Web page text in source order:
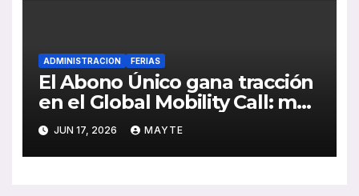
ADMINISTRACION FERIAS
El Abono Único gana tracción
en el Global Mobility Call: más
de 1,5 millones de viajes en
sus primeros meses y nuevos
retos de integración
JUN 17, 2026 MAYTE